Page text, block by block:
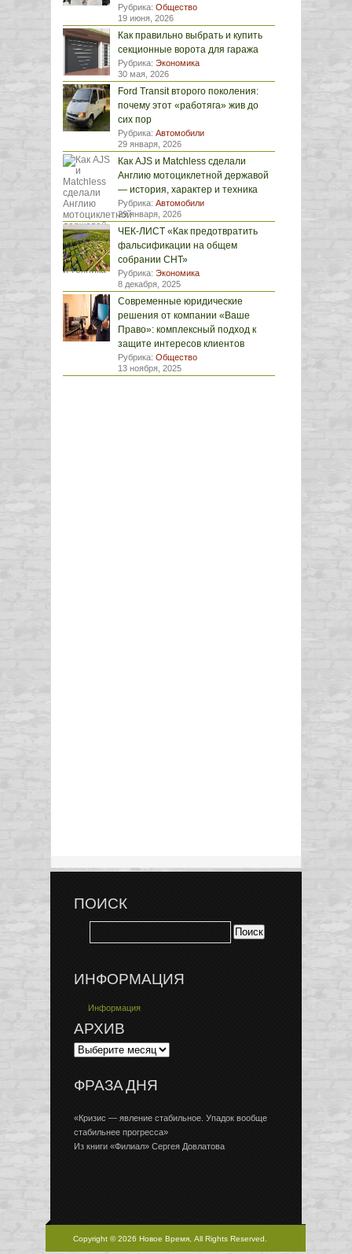
Рубрика: Общество
19 июня, 2026
Как правильно выбрать и купить
секционные ворота для гаража
Рубрика: Экономика
30 мая, 2026
Ford Transit второго поколения:
почему этот «работяга» жив до
сих пор
Рубрика: Автомобили
29 января, 2026
Как AJS и Matchless сделали
Англию мотоциклетной державой
— история, характер и техника
Рубрика: Автомобили
29 января, 2026
ЧЕК-ЛИСТ «Как предотвратить
фальсификации на общем
собрании СНТ»
Рубрика: Экономика
8 декабря, 2025
Современные юридические
решения от компании «Ваше
Право»: комплексный подход к
защите интересов клиентов
Рубрика: Общество
13 ноября, 2025
ПОИСК
ИНФОРМАЦИЯ
Информация
АРХИВ
ФРАЗА ДНЯ
«Кризис — явление стабильное. Упадок вообще
стабильнее прогресса»
Из книги «Филиал» Сергея Довлатова
Copyright © 2026 Новое Время, All Rights Reserved.